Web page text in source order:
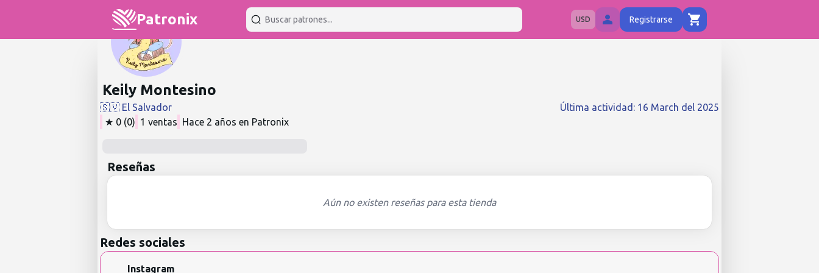
Patronix USD Registrarse
Keily Montesino
🇸🇻 El Salvador Última actividad : 16 March del 2025
★ 0 (0) 1 ventas Hace 2 años en Patronix
Reseñas
Aún no existen reseñas para esta tienda
Redes sociales
Instagram